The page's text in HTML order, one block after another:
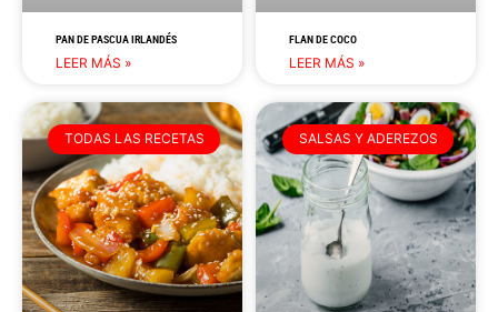
PAN DE PASCUA IRLANDÉS
LEER MÁS »
FLAN DE COCO
LEER MÁS »
TODAS LAS RECETAS SALSAS Y ADEREZOS